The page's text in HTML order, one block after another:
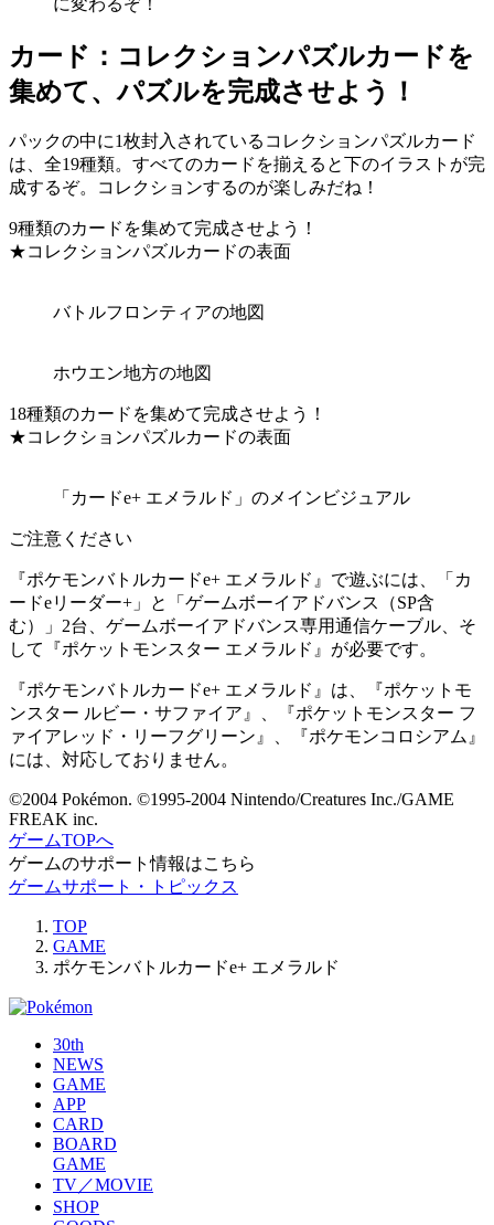
カード：コレクションパズルカードを
集めて、パズルを完成させよう！
パックの中に1枚封入されているコレクションパズルカード
は、全19種類。すべてのカードを揃えると下のイラストが完
成するぞ。コレクションするのが楽しみだね！
9種類のカードを集めて完成させよう！
★コレクションパズルカードの表面
バトルフロンティアの地図
ホウエン地方の地図
18種類のカードを集めて完成させよう！
★コレクションパズルカードの表面
「カードe+ エメラルド」のメインビジュアル
ご注意ください
『ポケモンバトルカードe+ エメラルド』で遊ぶには、「カ
ードeリーダー+」と「ゲームボーイアドバンス（SP含
む）」2台、ゲームボーイアドバンス専用通信ケーブル、そ
して『ポケットモンスター エメラルド』が必要です。
『ポケモンバトルカードe+ エメラルド』は、『ポケットモ
ンスター ルビー・サファイア』、『ポケットモンスター フ
ァイアレッド・リーフグリーン』、『ポケモンコロシアム』
には、対応しておりません。
©2004 Pokémon. ©1995-2004 Nintendo/Creatures Inc./GAME
FREAK inc.
ゲームTOPへ
ゲームのサポート情報はこちら
ゲームサポート・トピックス
TOP
GAME
ポケモンバトルカードe+ エメラルド
30th
NEWS
GAME
APP
CARD
BOARD
GAME
TV／MOVIE
SHOP